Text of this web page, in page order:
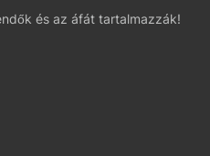
és az áfát tartalmazzák!